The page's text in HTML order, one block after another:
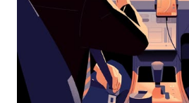
期。
按
退